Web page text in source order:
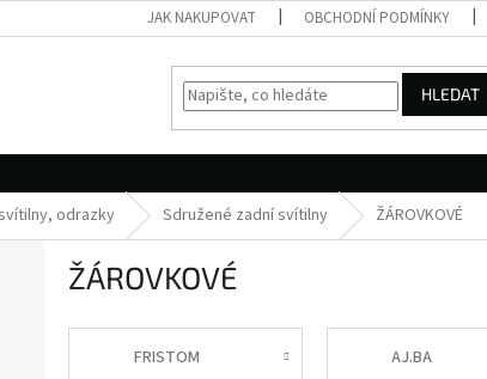
JAK NAKUPOVAT OBCHODNÍ PODMÍNKY
HLEDAT
odrazky Sdružené zadní svítilny ŽÁROVKOVÉ
ŽÁROVKOVÉ
FRISTOM AJ.BA